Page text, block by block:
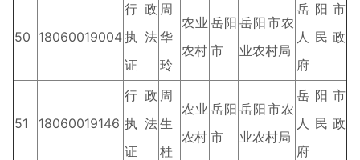
50 18060019004
行政
执法
证
周
华
玲
农业
农村
岳阳
市
岳阳市农
业农村局
岳阳市
人民政
府
51 18060019146
行政
执法
证
周
生
桂
农业
农村
岳阳
市
岳阳市农
业农村局
岳阳市
人民政
府